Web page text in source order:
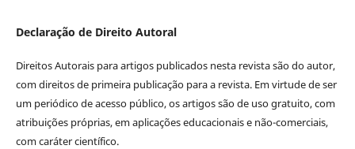
Declaração de Direito Autoral
Direitos Autorais para artigos publicados nesta revista são do autor,
com direitos de primeira publicação para a revista. Em virtude de ser
um periódico de acesso público, os artigos são de uso gratuito, com
atribuições próprias, em aplicações educacionais e não-comerciais,
com caráter científico.